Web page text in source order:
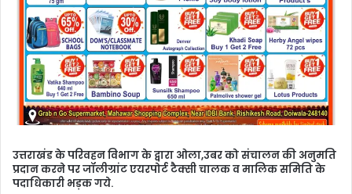
उत्तराखंड के परिवहन विभाग के द्वारा ओला,उबर को संचालन की अनुमति
प्रदान करने पर जॉलीग्रांट एयरपोर्ट टैक्सी चालक व मालिक समिति के
पदाधिकारी भड़क गये.